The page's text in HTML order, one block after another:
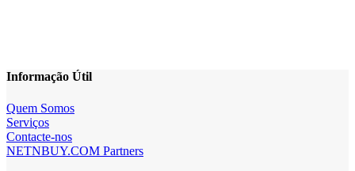
Informação Útil
Quem Somos
Serviços
Contacte-nos
NETNBUY.COM Partners